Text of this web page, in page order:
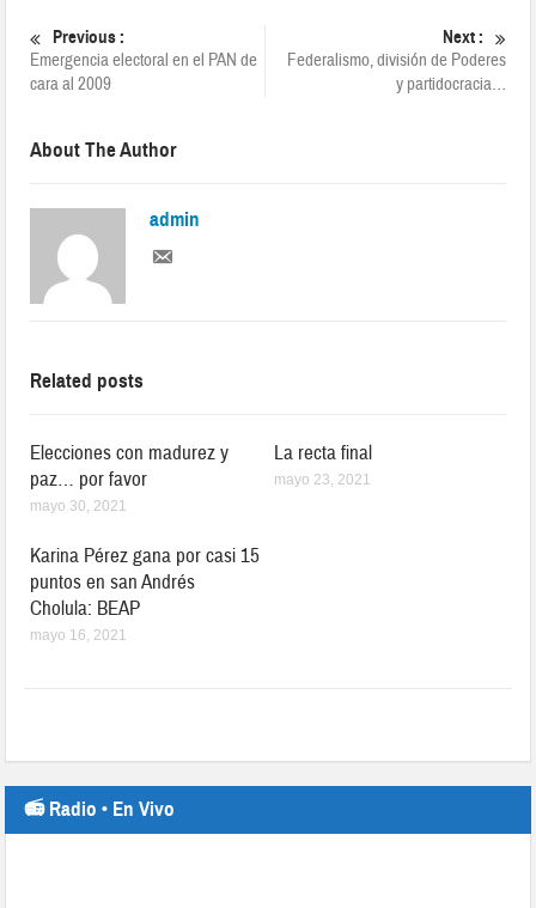
Previous :
Emergencia electoral en el PAN de
cara al 2009
Next :
Federalismo, división de Poderes
y partidocracia…
About The Author
admin
Related posts
Elecciones con madurez y
paz… por favor
mayo 30, 2021
La recta final
mayo 23, 2021
Karina Pérez gana por casi 15
puntos en san Andrés
Cholula: BEAP
mayo 16, 2021
📻 Radio • En Vivo